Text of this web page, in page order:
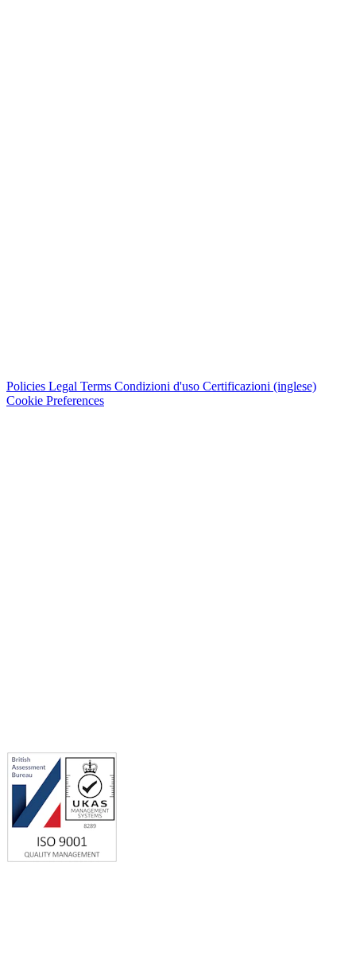
Policies Legal Terms Condizioni d'uso Certificazioni (inglese)
Cookie Preferences